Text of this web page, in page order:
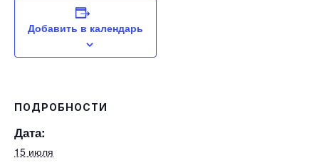
Добавить в календарь
ПОДРОБНОСТИ
Дата:
15 июля